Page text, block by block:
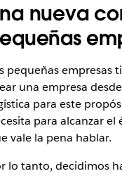
nueva
pequeñas empresas
una empresa
para este
para alcanzar el
vale la pena hablar.
lo tanto, decidimos